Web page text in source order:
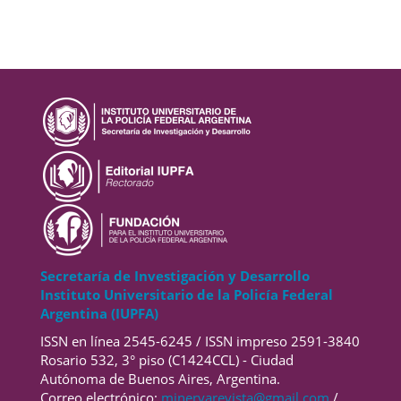
Secretaría de Investigación y Desarrollo
Instituto Universitario de la Policía Federal
Argentina (IUPFA)
ISSN en línea 2545-6245 / ISSN impreso 2591-3840
Rosario 532, 3° piso (C1424CCL) - Ciudad
Autónoma de Buenos Aires, Argentina.